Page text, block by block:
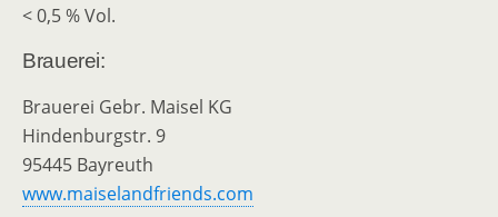
< 0,5 % Vol.
Brauerei:
Brauerei Gebr. Maisel KG
Hindenburgstr. 9
95445 Bayreuth
www.maiselandfriends.com